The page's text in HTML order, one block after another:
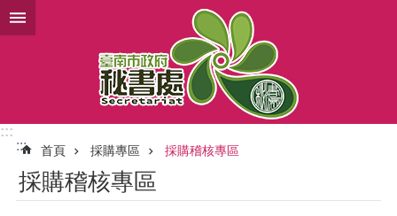
跳到主要內容區塊
:::
:::
首頁 採購專區 採購稽核專區
採購稽核專區